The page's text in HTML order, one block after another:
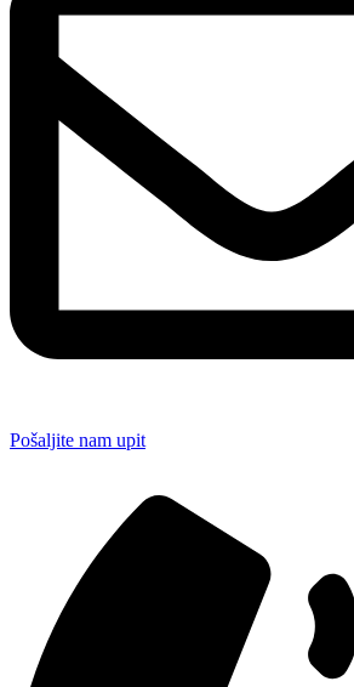
Pošaljite nam upit